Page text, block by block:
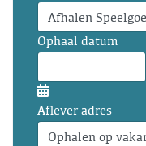
Ophaal datum
Aflever adres